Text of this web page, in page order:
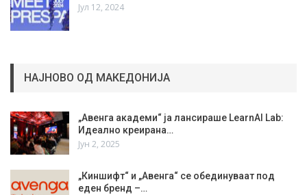
Јул 12, 2024
НАЈНОВО ОД МАКЕДОНИЈА
„Авенга академи“ ја лансираше LearnAI Lab:
Идеално креирана…
Јун 2, 2025
„Киншифт“ и „Авенга“ се обединуваат под
еден бренд –…